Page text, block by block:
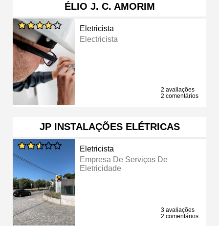
ÉLIO J. C. AMORIM
Eletricista
Electricista
2 avaliações
2 comentários
JP INSTALAÇÕES ELÉTRICAS
Eletricista
Empresa De Serviços De
Eletricidade
3 avaliações
2 comentários